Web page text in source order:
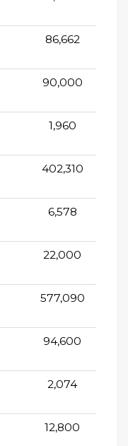
86,662
90,000
1,960
402,310
6,578
22,000
577,090
94,600
2,074
12,800